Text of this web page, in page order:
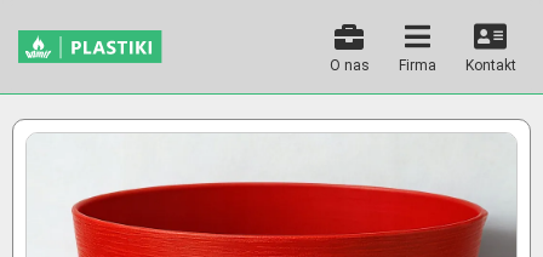
O nas Firma Kontakt